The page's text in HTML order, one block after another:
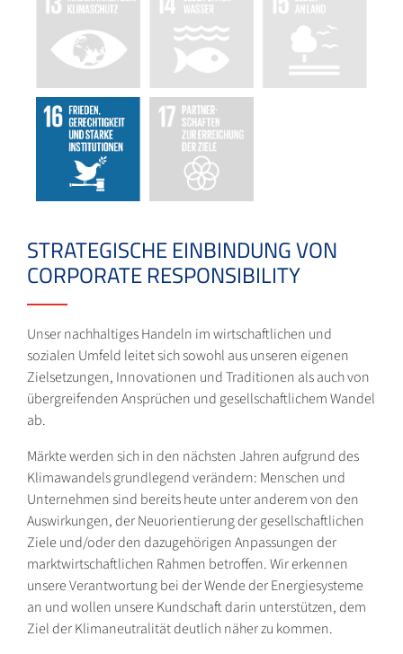
STRATEGISCHE EINBINDUNG VON
CORPORATE RESPONSIBILITY
Unser nachhaltiges Handeln im wirtschaftlichen und
sozialen Umfeld leitet sich sowohl aus unseren eigenen
Zielsetzungen, Innovationen und Traditionen als auch von
übergreifenden Ansprüchen und gesellschaftlichem Wandel
ab.
Märkte werden sich in den nächsten Jahren aufgrund des
Klimawandels grundlegend verändern: Menschen und
Unternehmen sind bereits heute unter anderem von den
Auswirkungen, der Neuorientierung der gesellschaftlichen
Ziele und/oder den dazugehörigen Anpassungen der
marktwirtschaftlichen Rahmen betroffen. Wir erkennen
unsere Verantwortung bei der Wende der Energiesysteme
an und wollen unsere Kundschaft darin unterstützen, dem
Ziel der Klimaneutralität deutlich näher zu kommen.